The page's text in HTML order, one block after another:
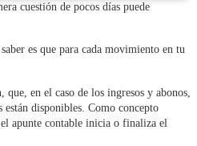
cuestión de pocos días puede
es que para cada movimiento en tu
que, en el caso de los ingresos y abonos,
disponibles. Como concepto
apunte contable inicia o finaliza el